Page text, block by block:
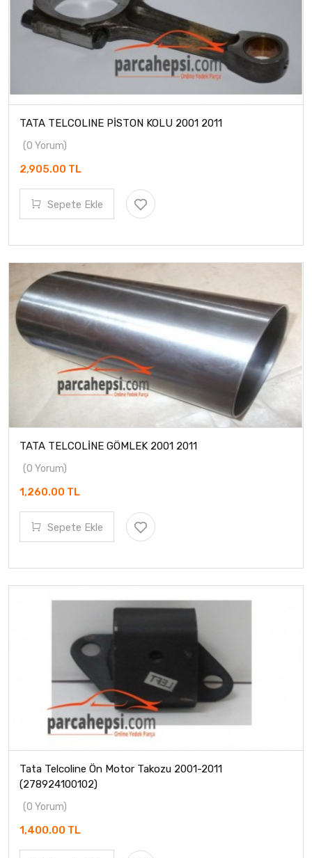
TATA TELCOLINE PİSTON KOLU 2001 2011
(0 Yorum)
2,905.00 TL
Sepete Ekle
TATA TELCOLİNE GÖMLEK 2001 2011
(0 Yorum)
1,260.00 TL
Sepete Ekle
Tata Telcoline Ön Motor Takozu 2001-2011
(278924100102)
(0 Yorum)
1,400.00 TL